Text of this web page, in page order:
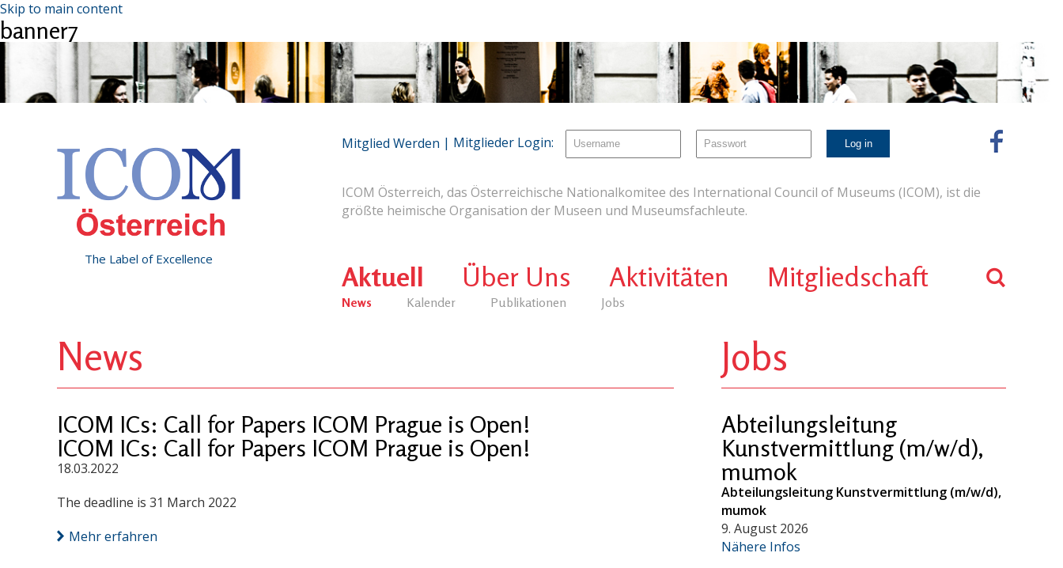
Skip to main content
banner7
The Label of Excellence
ICOM Österreich, das Österreichische Nationalkomitee des International Council of Museums (ICOM), ist die
größte heimische Organisation der Museen und Museumsfachleute.
Aktuell
News Kalender Publikationen Jobs
Über Uns Aktivitäten Mitgliedschaft
Mitglied Werden | Mitglieder Login:
News
ICOM ICs: Call for Papers ICOM Prague is Open!
ICOM ICs: Call for Papers ICOM Prague is Open!
18.03.2022
The deadline is 31 March 2022
Mehr erfahren
Jobs
Abteilungsleitung
Kunstvermittlung (m/w/d),
mumok
Abteilungsleitung Kunstvermittlung (m/w/d),
mumok
9. August 2026
Nähere Infos